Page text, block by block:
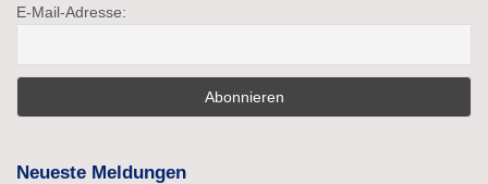
E-Mail-Adresse:
Neueste Meldungen